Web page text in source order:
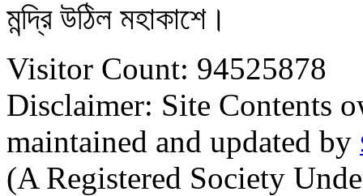
মন্দ্রি উঠিল মহাকাশে।
Visitor Count: 94525878
Disclaimer: Site Contents
maintained and updated by
(A Registered Society